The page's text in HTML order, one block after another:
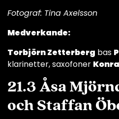
Fotograf: Tina Axelsson
Medverkande:
Torbjörn Zetterberg bas
klarinetter, saxofoner
21.3 Åsa
och Staffan